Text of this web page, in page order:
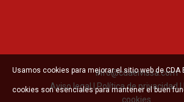
info@cdaeivissa.com
Aviso legal|Política de privacidad|
cookies
Usamos cookies para mejorar el sitio web de CDA
cookies son esenciales para mantener el buen